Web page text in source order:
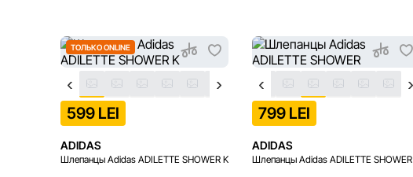
ТОЛЬКО ONLINE
599 LEI
ADIDAS
Шлепанцы Adidas ADILETTE SHOWER K
799 LEI
ADIDAS
Шлепанцы Adidas ADILETTE SHOWER